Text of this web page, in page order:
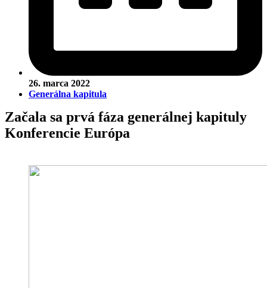
26. marca 2022
Generálna kapitula
Začala sa prvá fáza generálnej kapituly
Konferencie Európa